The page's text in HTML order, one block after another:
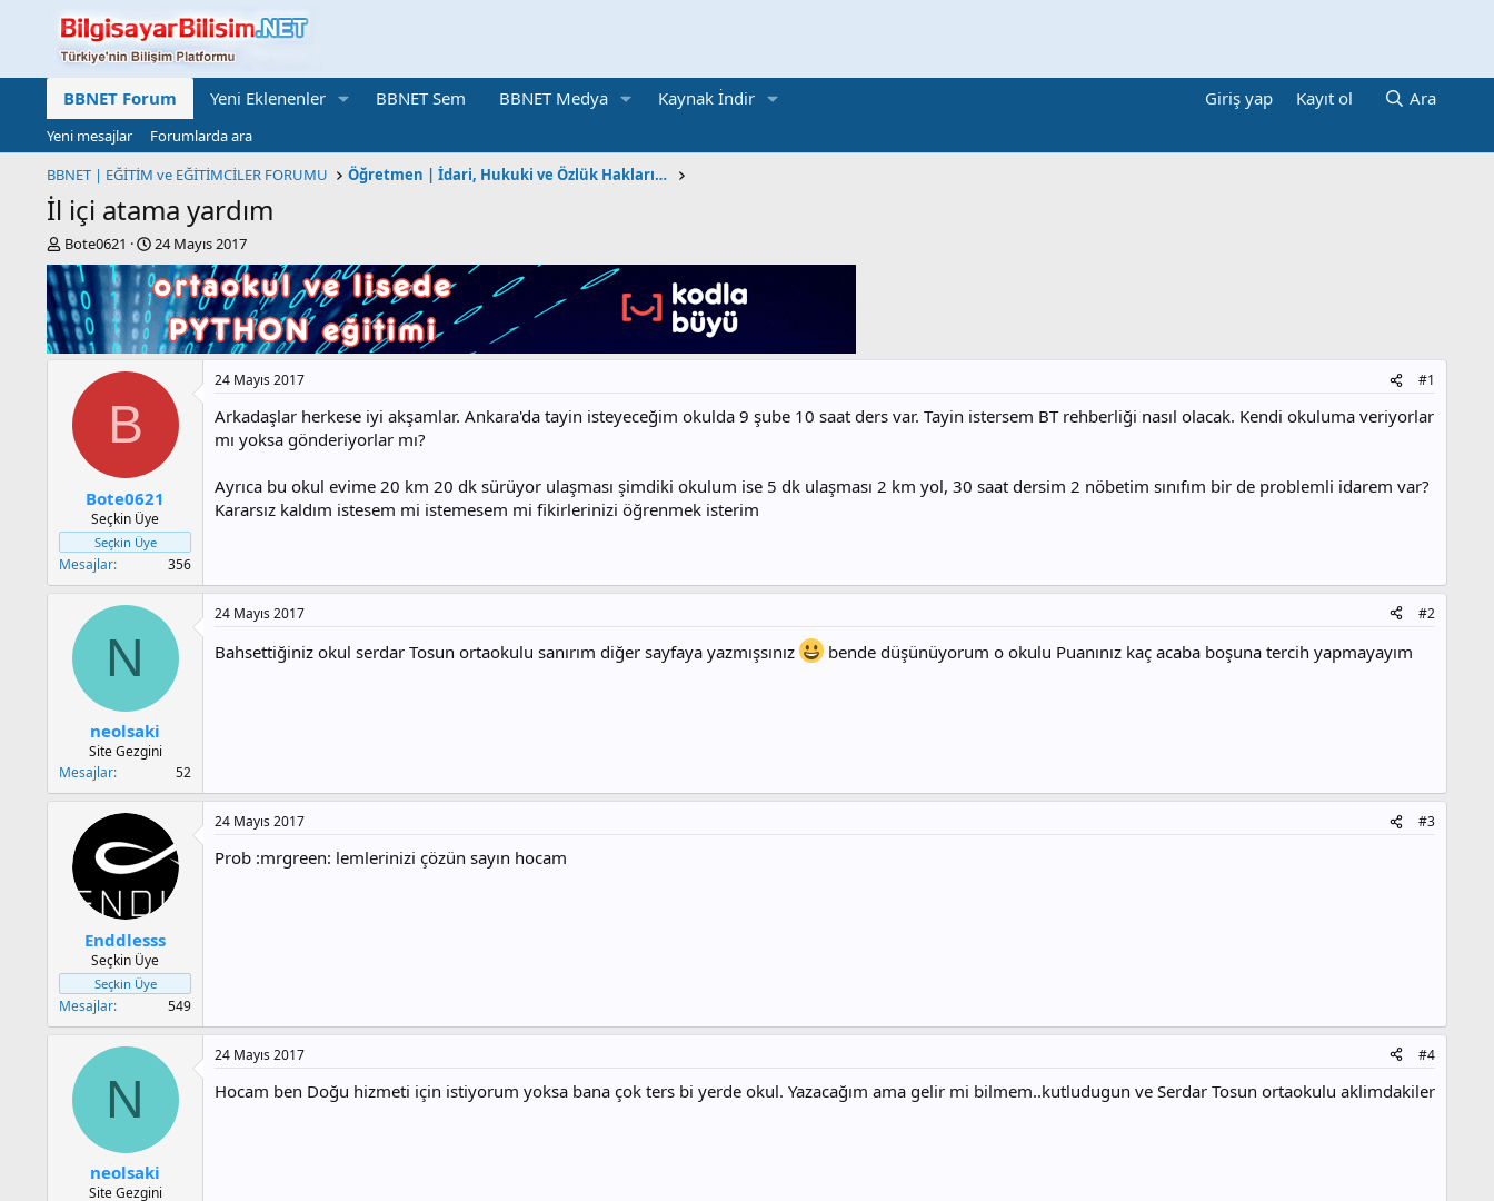
BBNET Forum Yeni Eklenenler BBNET Sem BBNET Medya Kaynak İndir Giriş yap Kayıt ol Ara
Yeni mesajlar
Forumlarda ara
BBNET | EĞİTİM ve EĞİTİMCİLER FORUMU
Öğretmen | İdari, Hukuki ve Özlük Hakları Konuları
İl içi atama yardım
K
o
n
b
u
y
Bote0621
B
a
ş
n
ı
r
h
i
24 Mayıs 2017
B
Bote0621
Seçkin Üye
Seçkin Üye
Mesajlar 356
24 Mayıs 2017 #1
Arkadaşlar herkese iyi akşamlar. Ankara'da tayin isteyeceğim okulda 9 şube 10 saat ders var. Tayin istersem BT rehberliği nasıl olacak. Kendi okuluma veriyorlar
mı yoksa gönderiyorlar mı?
Ayrıca bu okul evime 20 km 20 dk sürüyor ulaşması şimdiki okulum ise 5 dk ulaşması 2 km yol, 30 saat dersim 2 nöbetim sınıfım bir de problemli idarem var?
Kararsız kaldım istesem mi istemesem mi fikirlerinizi öğrenmek isterim
N
neolsaki
Site Gezgini
Mesajlar
52
24 Mayıs 2017 #2
Bahsettiğiniz okul serdar Tosun ortaokulu sanırım diğer sayfaya yazmışsınız bende düşünüyorum o okulu Puanınız kaç acaba boşuna tercih yapmayayım
Enddlesss
Seçkin Üye
Seçkin Üye
Mesajlar 549
24 Mayıs 2017 #3
Prob :mrgreen: lemlerinizi çözün sayın hocam
N
neolsaki
Site Gezgini
24 Mayıs 2017 #4
Hocam ben Doğu hizmeti için istiyorum yoksa bana çok ters bi yerde okul. Yazacağım ama gelir mi bilmem..kutludugun ve Serdar Tosun ortaokulu aklimdakiler